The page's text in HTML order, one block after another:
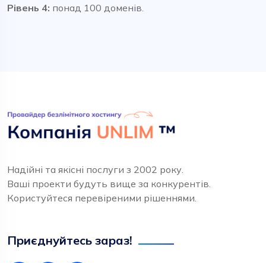
Рівень 4: понад 100 доменів.
Надійні та якісні послуги з 2002 року.
Ваші проекти будуть вище за конкурентів.
Користуйтеся перевіреними рішеннями.
Приєднуйтесь зараз!